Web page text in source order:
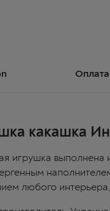
какашка
игрушка выполнена
любого